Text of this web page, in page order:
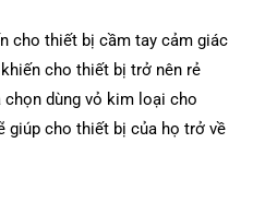
cho thiết bị cầm tay cảm giác
cho thiết bị trở nên rẻ
dùng vỏ kim loại cho
giúp cho thiết bị của họ trở về